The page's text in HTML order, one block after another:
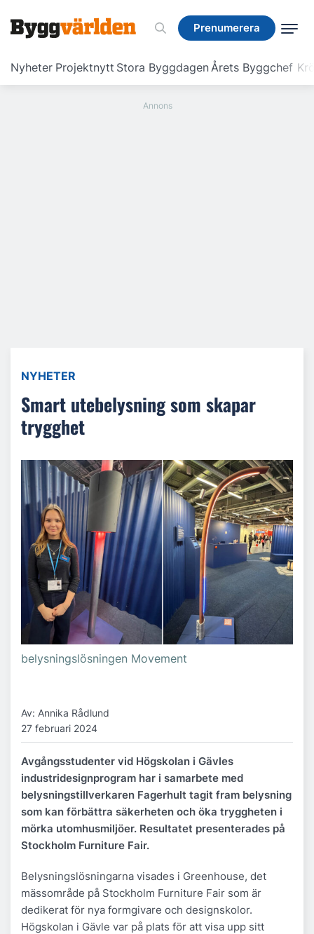
Prenumerera
Nyheter Projektnytt Stora ByggdagenÅrets Byggchef
Prenumerera
NYHETER
Smart utebelysning som skapar
trygghet
belysningslösningen Movement
Av: Annika Rådlund
27 februari 2024
Avgångsstudenter vid Högskolan i Gävles
industridesignprogram har i samarbete med
belysningstillverkaren Fagerhult tagit fram belysning
som kan förbättra säkerheten och öka tryggheten i
mörka utomhusmiljöer. Resultatet presenterades på
Stockholm Furniture Fair.
Belysningslösningarna visades i Greenhouse, det
mässområde på Stockholm Furniture Fair som är
dedikerat för nya formgivare och designskolor.
Högskolan i Gävle var på plats för att visa upp sitt